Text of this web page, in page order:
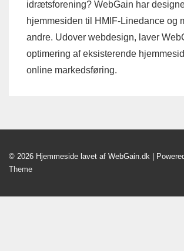
idrætsforening? WebGain har
hjemmesiden til HMIF-Linedance og
andre. Udover webdesign, laver
optimering af eksisterende
online markedsføring.
© 2026 Hjemmeside lavet af WebGain.dk |
Theme